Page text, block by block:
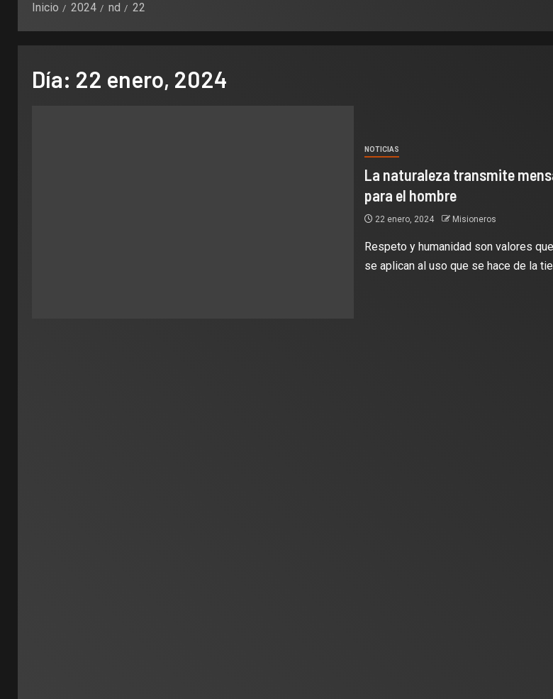
Inicio 2024 nd 22
Día: 22 enero, 2024
NOTICIAS
La naturaleza transmite
para el hombre
22 enero, 2024 Misioneros
Respeto y humanidad son valores
se aplican al uso que se hace de la